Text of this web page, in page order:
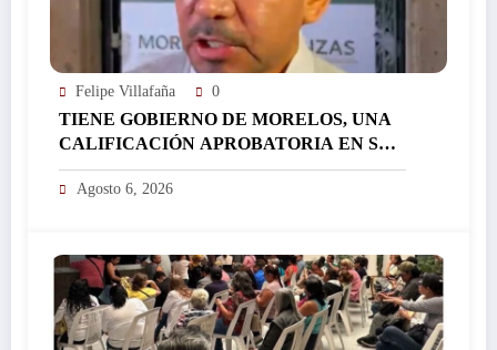
BENEFICIO PARA TODOS LOS
MORELENSES…
Felipe Villafaña 0
TIENE GOBIERNO DE MORELOS, UNA
CALIFICACIÓN APROBATORIA EN SUS
FINANZAS, AFIRMA EL RESPONSABLE
DEL ÁREA JORGE SALAZAR…
Agosto 6, 2026